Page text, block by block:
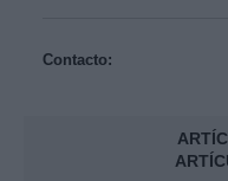
Contacto: